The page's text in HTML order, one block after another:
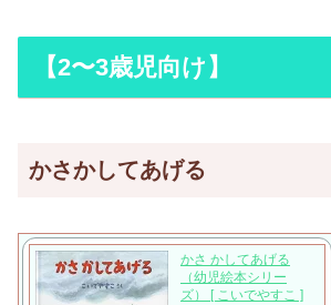
【2〜3歳児向け】
かさかしてあげる
かさ かしてあげる
（幼児絵本シリー
ズ） [ こいでやすこ ]